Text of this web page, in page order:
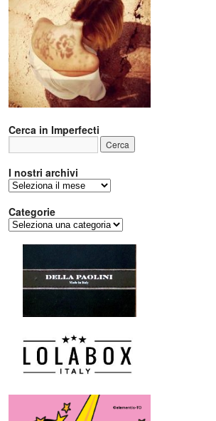
Cerca in Imperfecti
I nostri archivi
archivi
Categorie
Categorie